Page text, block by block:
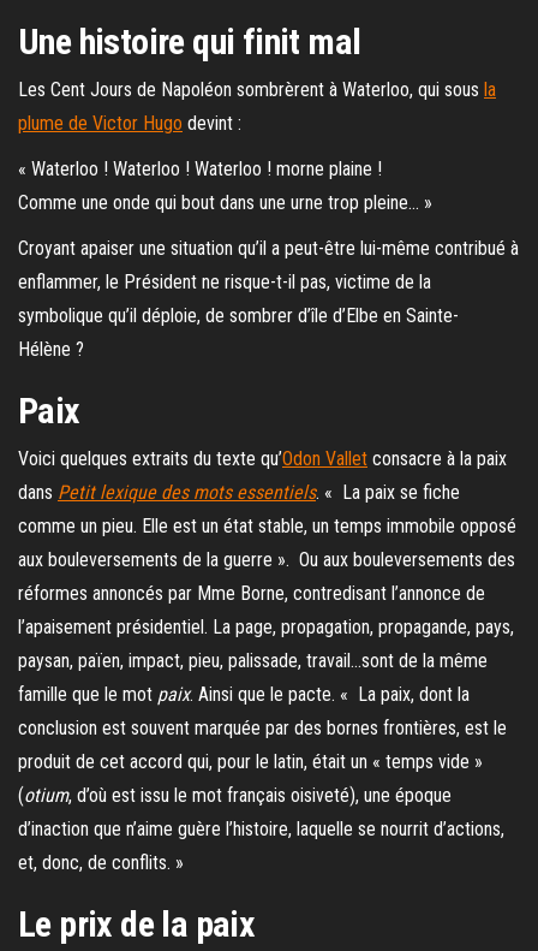
Une histoire qui finit mal
Les Cent Jours de Napoléon sombrèrent à Waterloo, qui sous la
plume de Victor Hugo devint :
« Waterloo ! Waterloo ! Waterloo ! morne plaine !
Comme une onde qui bout dans une urne trop pleine… »
Croyant apaiser une situation qu’il a peut-être lui-même contribué à
enflammer, le Président ne risque-t-il pas, victime de la
symbolique qu’il déploie, de sombrer d’île d’Elbe en Sainte-
Hélène ?
Paix
Voici quelques extraits du texte qu’Odon Vallet consacre à la paix
dans Petit lexique des mots essentiels. « La paix se fiche
comme un pieu. Elle est un état stable, un temps immobile opposé
aux bouleversements de la guerre ». Ou aux bouleversements des
réformes annoncés par Mme Borne, contredisant l’annonce de
l’apaisement présidentiel. La page, propagation, propagande, pays,
paysan, païen, impact, pieu, palissade, travail…sont de la même
famille que le mot paix. Ainsi que le pacte. « La paix, dont la
conclusion est souvent marquée par des bornes frontières, est le
produit de cet accord qui, pour le latin, était un « temps vide »
(otium, d’où est issu le mot français oisiveté), une époque
d’inaction que n’aime guère l’histoire, laquelle se nourrit d’actions,
et, donc, de conflits. »
Le prix de la paix